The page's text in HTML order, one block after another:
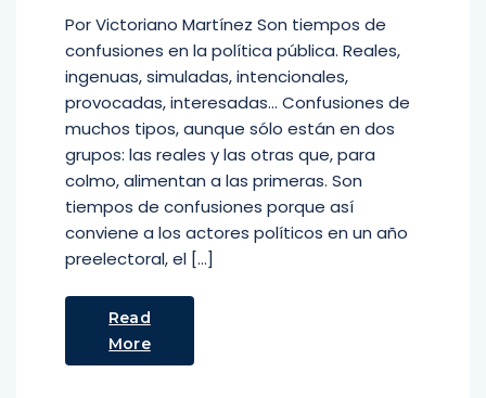
Por Victoriano Martínez Son tiempos de
confusiones en la política pública. Reales,
ingenuas, simuladas, intencionales,
provocadas, interesadas… Confusiones de
muchos tipos, aunque sólo están en dos
grupos: las reales y las otras que, para
colmo, alimentan a las primeras. Son
tiempos de confusiones porque así
conviene a los actores políticos en un año
preelectoral, el […]
Read
More